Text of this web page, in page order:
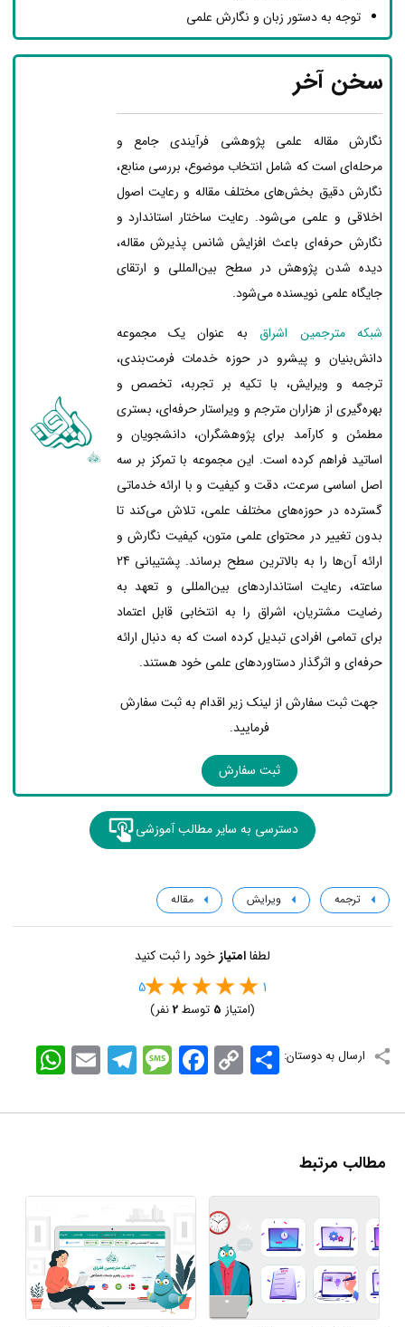
توجه به دستور زبان و نگارش علمی
سخن آخر
نگارش مقاله علمی پژوهشی فرآیندی جامع و
مرحله‌ای است که شامل انتخاب موضوع، بررسی منابع،
نگارش دقیق بخش‌های مختلف مقاله و رعایت اصول
اخلاقی و علمی می‌شود. رعایت ساختار استاندارد و
نگارش حرفه‌ای باعث افزایش شانس پذیرش مقاله،
دیده شدن پژوهش در سطح بین‌المللی و ارتقای
جایگاه علمی نویسنده می‌شود.
شبکه مترجمین اشراق به عنوان یک مجموعه
دانش‌بنیان و پیشرو در حوزه خدمات فرمت‌بندی،
ترجمه و ویرایش، با تکیه بر تجربه، تخصص و
بهره‌گیری از هزاران مترجم و ویراستار حرفه‌ای، بستری
مطمئن و کارآمد برای پژوهشگران، دانشجویان و
اساتید فراهم کرده است. این مجموعه با تمرکز بر سه
اصل اساسی سرعت، دقت و کیفیت و با ارائه خدماتی
گسترده در حوزه‌های مختلف علمی، تلاش می‌کند تا
بدون تغییر در محتوای علمی متون، کیفیت نگارش و
ارائه آن‌ها را به بالاترین سطح برساند. پشتیبانی 24
ساعته، رعایت استانداردهای بین‌المللی و تعهد به
رضایت مشتریان، اشراق را به انتخابی قابل اعتماد
برای تمامی افرادی تبدیل کرده است که به دنبال ارائه
حرفه‌ای و اثرگذار دستاوردهای علمی خود هستند.
جهت ثبت سفارش از لینک زیر اقدام به ثبت سفارش
فرمایید.
ثبت سفارش
دسترسی به سایر مطالب آموزشی
ترجمه ویرایش مقاله
لطفاامتیاز خود را ثبت کنید
1
5
(امتیاز 5 توسط2نفر)
ارسال به دوستان: WhatsApp EmailTelegramMessageFacebook Copy
Link
اشتراک
مطالب مرتبط